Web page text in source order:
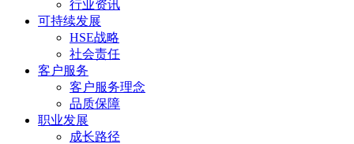
行业资讯
可持续发展
HSE战略
社会责任
客户服务
客户服务理念
品质保障
职业发展
成长路径